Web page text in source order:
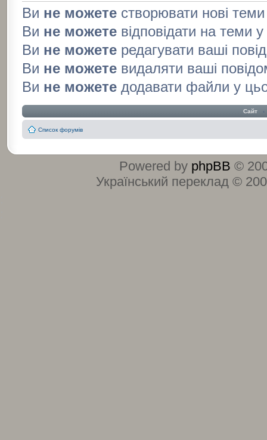
Ви не можетестворювати нові
Ви не можетевідповідати на теми
Ви не можетередагувати ваші
Ви не можетевидаляти ваші
Ви не можетедодавати файли у
Сайт ‹
Список форумів
Powered by phpBB ©
Український переклад ©